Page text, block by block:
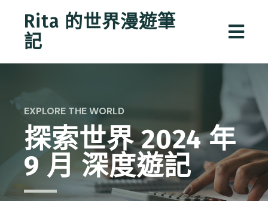
Rita 的世界漫遊筆
記
EXPLORE THE WORLD
探索世界2024 年
9 月深度遊記